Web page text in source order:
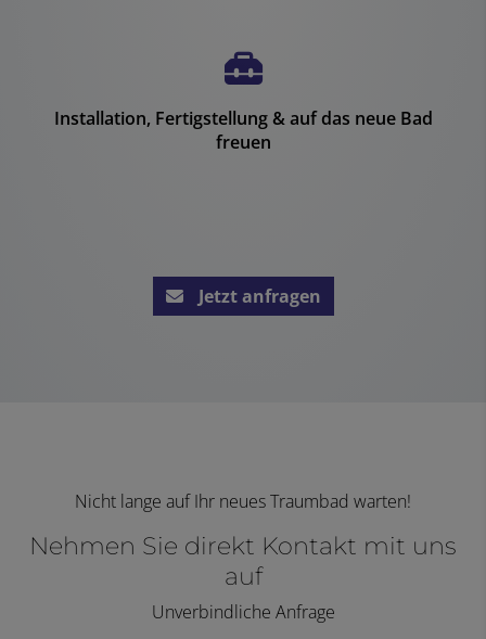
Installation, Fertigstellung & auf das neue Bad
freuen
Jetzt anfragen
Nicht lange auf Ihr neues Traumbad warten!
Nehmen Sie direkt Kontakt mit uns
auf
Unverbindliche Anfrage